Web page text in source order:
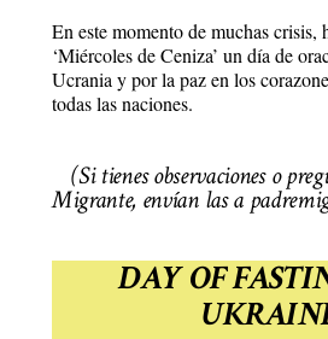
En este momento de muchas crisis,
‘Miércoles de Ceniza’ un día de
Ucrania y por la paz en los
todas las naciones.
(Si tienes observaciones o
Migrante, envían las a
DAY OF